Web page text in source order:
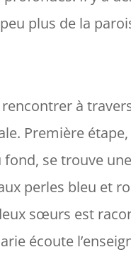
plus de la
à
Première
se trouve
perles bleu et
sœurs est
écoute